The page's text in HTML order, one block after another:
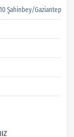
Şahinbey/Gaziantep